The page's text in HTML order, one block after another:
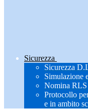
Sicurezza
Sicurezza
Simulazione
Nomina RLS
Protocollo
e in ambito